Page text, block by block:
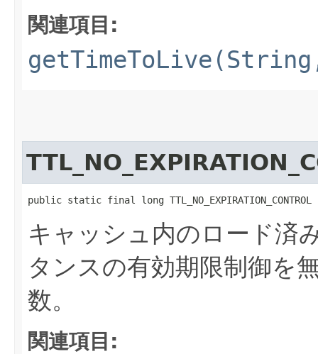
関連項目:
public static final long TTL_NO_EXPIRATION_CONTROL
キャッシュ内のロード済
タンスの有効期限制御を
数。
関連項目: